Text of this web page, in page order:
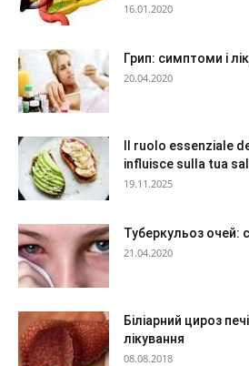
16.01.2020
Грип: симптоми і
20.04.2020
Il ruolo essenziale
influisce sulla tua
19.11.2025
Туберкульоз очей:
21.04.2020
Біліарний цироз
лікування
08.08.2018